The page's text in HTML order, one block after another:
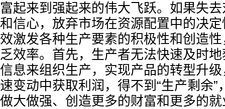
富起来到强起来的伟大飞跃。如果失
和信心，放弃市场在资源配置中的决
效激发各种生产要素的积极性和创造
乏效率。首先，生产者无法快速及时
信息来组织生产，实现产品的转型升
速变动中获取利润，得不到“生产剩余”
做大做强、创造更多的财富和更多的